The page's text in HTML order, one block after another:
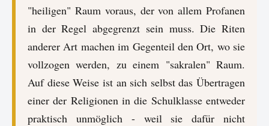
"heiligen" Raum voraus, der von allem Profanen
in der Regel abgegrenzt sein muss. Die Riten
anderer Art machen im Gegenteil den Ort, wo sie
vollzogen werden, zu einem "sakralen" Raum.
Auf diese Weise ist an sich selbst das Übertragen
einer der Religionen in die Schulklasse entweder
praktisch unmöglich - weil sie dafür nicht